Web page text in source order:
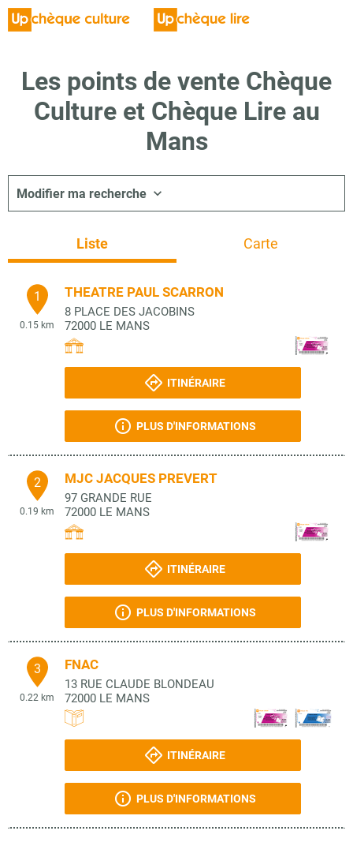
Les points de vente Chèque
Culture et Chèque Lire au
Mans
Modifier ma recherche
Liste Carte
1
0.15 km
THEATRE PAUL SCARRON
8 PLACE DES JACOBINS
72000 LE MANS
ITINÉRAIRE
PLUS D'INFORMATIONS
2
0.19 km
MJC JACQUES PREVERT
97 GRANDE RUE
72000 LE MANS
ITINÉRAIRE
PLUS D'INFORMATIONS
3
0.22 km
FNAC
13 RUE CLAUDE BLONDEAU
72000 LE MANS
ITINÉRAIRE
PLUS D'INFORMATIONS